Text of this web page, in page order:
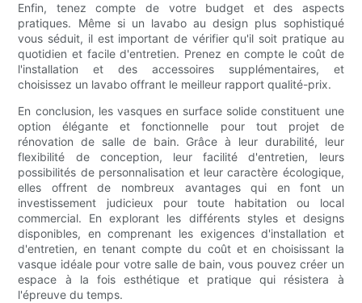
Enfin, tenez compte de votre budget et des aspects
pratiques. Même si un lavabo au design plus sophistiqué
vous séduit, il est important de vérifier qu'il soit pratique au
quotidien et facile d'entretien. Prenez en compte le coût de
l'installation et des accessoires supplémentaires, et
choisissez un lavabo offrant le meilleur rapport qualité-prix.
En conclusion, les vasques en surface solide constituent une
option élégante et fonctionnelle pour tout projet de
rénovation de salle de bain. Grâce à leur durabilité, leur
flexibilité de conception, leur facilité d'entretien, leurs
possibilités de personnalisation et leur caractère écologique,
elles offrent de nombreux avantages qui en font un
investissement judicieux pour toute habitation ou local
commercial. En explorant les différents styles et designs
disponibles, en comprenant les exigences d'installation et
d'entretien, en tenant compte du coût et en choisissant la
vasque idéale pour votre salle de bain, vous pouvez créer un
espace à la fois esthétique et pratique qui résistera à
l'épreuve du temps.